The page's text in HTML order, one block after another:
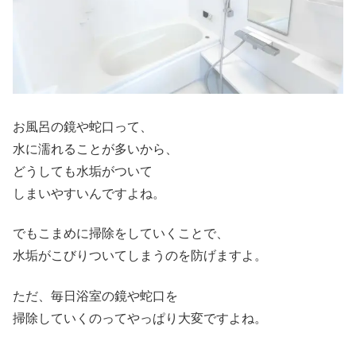
お風呂の鏡や蛇口って、
水に濡れることが多いから、
どうしても水垢がついて
しまいやすいんですよね。
でもこまめに掃除をしていくことで、
水垢がこびりついてしまうのを防げますよ。
ただ、毎日浴室の鏡や蛇口を
掃除していくのってやっぱり大変ですよね。